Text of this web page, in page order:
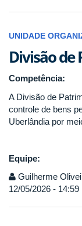
UNIDADE
Divisão
Competência:
A Divisão de
controle de bens
Uberlândia por
Equipe:
Guilherme
12/05/2026 - 14:59